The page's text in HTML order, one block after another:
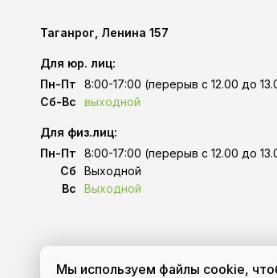
Таганрог, Ленина 157
Для юр. лиц:
Пн-Пт
8:00-17:00 (перерыв с 12.00 до
Сб-Вс
выходной
Для физ.лиц:
Пн-Пт
8:00-17:00 (перерыв с 12.00 до
Сб
Выходной
Вс
Выходной
Мы используем файлы cookie,